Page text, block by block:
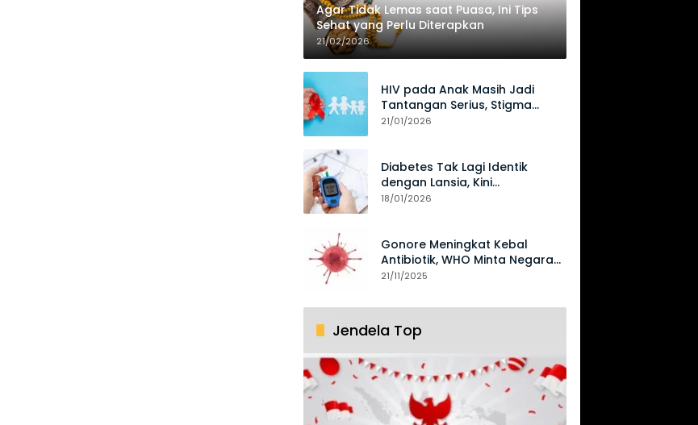
Agar Tidak Lemas saat Puasa, Ini Tips
Sehat yang Perlu Diterapkan
21/02/2026
HIV pada Anak Masih Jadi
Tantangan Serius, Stigma
Hambat Akses Perawatan
21/01/2026
Diabetes Tak Lagi Identik
dengan Lansia, Kini
Mengancam Generasi Muda
18/01/2026
Gonore Meningkat Kebal
Antibiotik, WHO Minta Negara
Perkuat Surveilans
21/11/2025
Jendela Top